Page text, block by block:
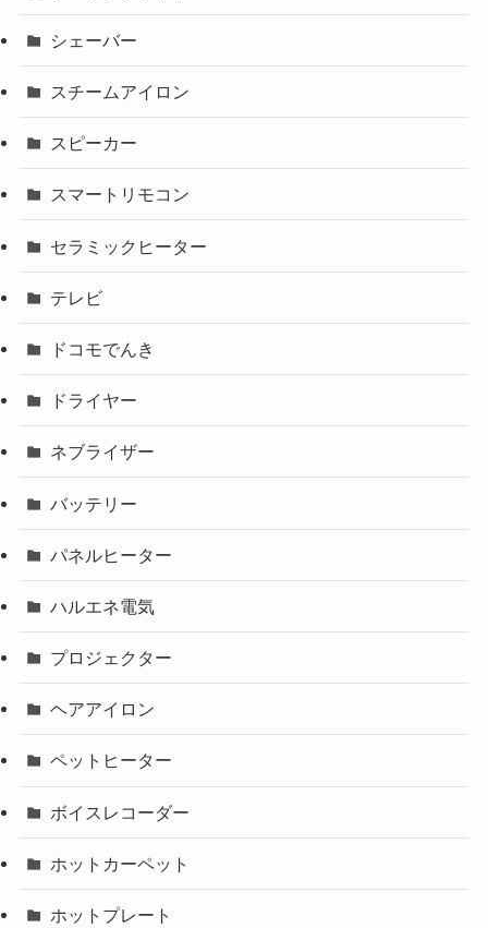
シェーバー
スチームアイロン
スピーカー
スマートリモコン
セラミックヒーター
テレビ
ドコモでんき
ドライヤー
ネブライザー
バッテリー
パネルヒーター
ハルエネ電気
プロジェクター
ヘアアイロン
ペットヒーター
ボイスレコーダー
ホットカーペット
ホットプレート